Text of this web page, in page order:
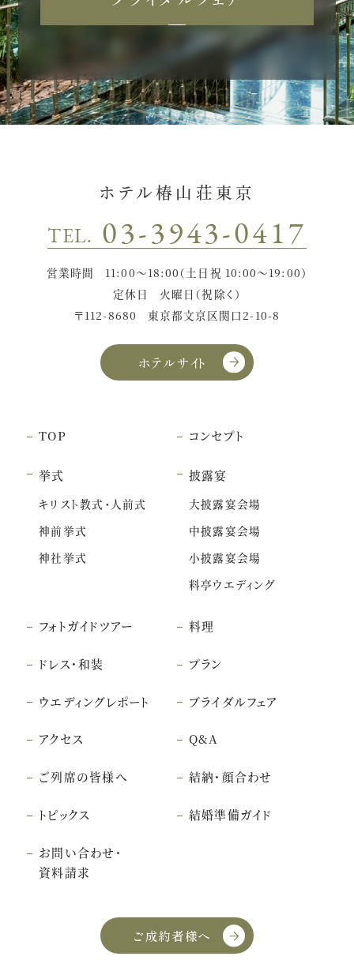
ホテル椿山荘東京
TEL. 03-3943-0417
営業時間
11:00〜18:00（土日祝 10:00〜19:00）
定休日
火曜日（祝除く）
〒112-8680
東京都文京区関口2-10-8
ホテルサイト
TOP コンセプト
挙式
キリスト教式・人前式
神前挙式
神社挙式
披露宴
大披露宴会場
中披露宴会場
小披露宴会場
料亭ウエディング
フォトガイドツアー 料理
ドレス・和装 プラン
ウエディングレポート ブライダルフェア
アクセス Q&A
ご列席の皆様へ 結納・顔合わせ
トピックス 結婚準備ガイド
お問い合わせ・
資料請求
ご成約者様へこちら